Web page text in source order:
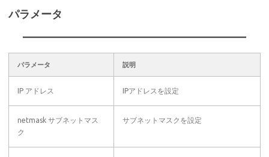
パラメータ
パラメータ 説明
IP アドレス IPアドレスを設定
netmask サブネットマス
ク
サブネットマスクを設定